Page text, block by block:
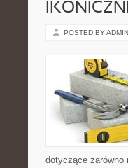
POSTED BY ADMIN
dotyczące zarówno